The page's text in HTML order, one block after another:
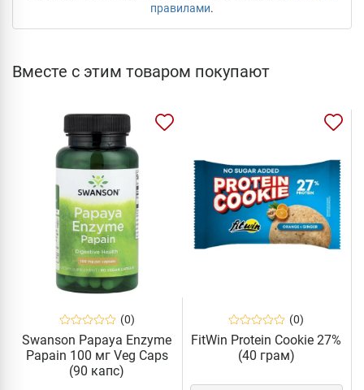
правилами.
Вместе с этим товаром покупают
(0)
Swanson Papaya Enzyme
Papain 100 мг Veg Caps
(90 капс)
(0)
FitWin Protein Cookie 27%
(40 грам)